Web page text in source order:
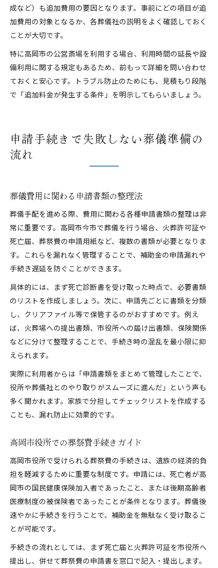
成など）も追加費用の要因となります。事前にどの項目が追
加費用の対象となるか、各葬儀社の説明をよく確認しておく
ことが大切です。
特に高岡市の公営斎場を利用する場合、利用時間の延長や設
備利用に関する規定もあるため、前もって詳細を問い合わせ
ておくと安心です。トラブル防止のためにも、見積もり段階
で「追加料金が発生する条件」を明示してもらいましょう。
申請手続きで失敗しない葬儀準備の
流れ
葬儀費用に関わる申請書類の整理法
葬儀手配を進める際、費用に関わる各種申請書類の整理は非
常に重要です。高岡市今市で葬儀を行う場合、火葬許可証や
死亡届、葬祭費の申請用紙など、複数の書類が必要となりま
す。これらを漏れなく管理することで、補助金の申請漏れや
手続き遅延を防ぐことができます。
具体的には、まず死亡診断書を受け取った時点で、必要書類
のリストを作成しましょう。次に、申請先ごとに書類を分類
し、クリアファイル等で保管するのがおすすめです。例え
ば、火葬場への提出書類、市役所への届け出書類、保険関係
などに分けて整理することで、手続き時の混乱を最小限に抑
えられます。
実際に利用者からは「申請書類をまとめて管理したことで、
役所や葬儀社とのやり取りがスムーズに進んだ」という声も
多く聞かれます。家族で分担してチェックリストを作成する
ことも、漏れ防止に効果的です。
高岡市役所での葬祭費手続きガイド
高岡市役所で受けられる葬祭費の手続きは、遺族の経済的負
担を軽減するために重要な制度です。申請には、死亡者が高
岡市の国民健康保険加入者であったこと、または後期高齢者
医療制度の被保険者であったことが条件となります。葬儀後
速やかに手続きを行うことで、補助金を無駄なく受け取るこ
とが可能です。
手続きの流れとしては、まず死亡届と火葬許可証を市役所へ
提出し、併せて葬祭費の申請書を窓口で記入・提出します。